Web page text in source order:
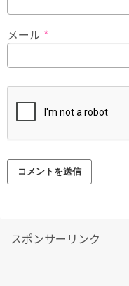
メール *
スポンサーリンク